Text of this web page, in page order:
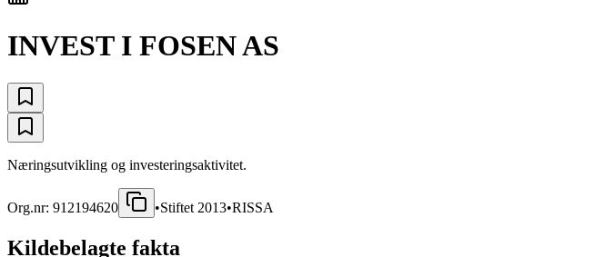
INVEST I FOSEN AS
Næringsutvikling og investeringsaktivitet.
Org.nr: 912194620 •Stiftet 2013•RISSA
Kildebelagte fakta